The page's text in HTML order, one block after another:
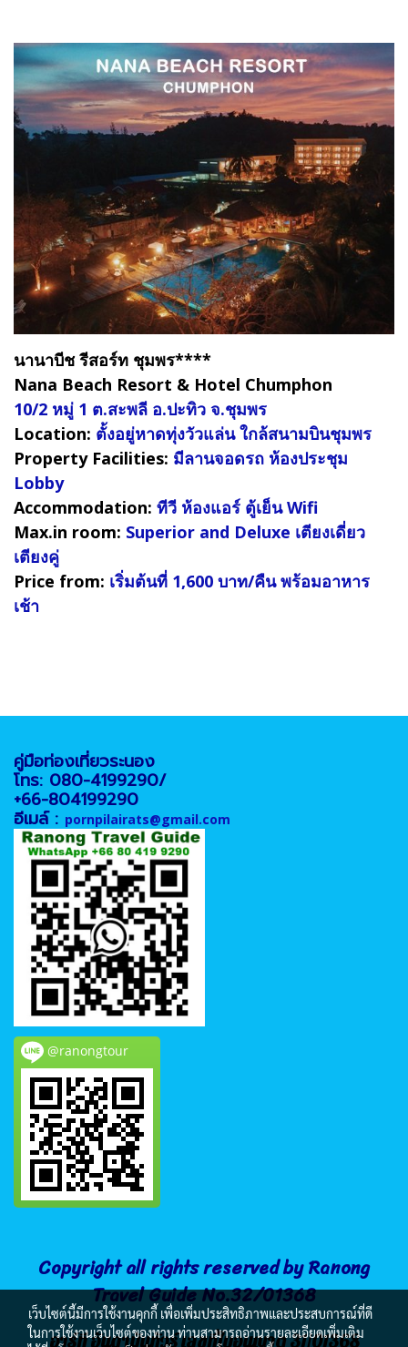
นานาบีช รีสอร์ท ชุมพร****
Nana Beach Resort & Hotel Chumphon
10/2 หมู่ 1 ต.สะพลี อ.ปะทิว จ.ชุมพร
Location: ตั้งอยู่หาดทุ่งวัวแล่น ใกล้สนามบินชุมพร
Property Facilities: มีลานจอดรถ ห้องประชุม
Lobby
Accommodation: ทีวี ห้องแอร์ ตู้เย็น Wifi
Max.in room: Superior and Deluxe เตียงเดี่ยว
เตียงคู่
Price from: เริ่มต้นที่ 1,600 บาท/คืน พร้อมอาหาร
เช้า
คู่มือท่องเที่ยวระนอง
โทร: 080-4199290/
+66-804199290
อีเมล์ : pornpilairats@gmail.com
@ranongtour
Copyright all rights reserved by Ranong
Travel Guide No.32/01368
เว็บไซต์นี้มีการใช้งานคุกกี้ เพื่อเพิ่มประสิทธิภาพและประสบการณ์ที่ดี
ในการใช้งานเว็บไซต์ของท่าน ท่านสามารถอ่านรายละเอียดเพิ่มเติม